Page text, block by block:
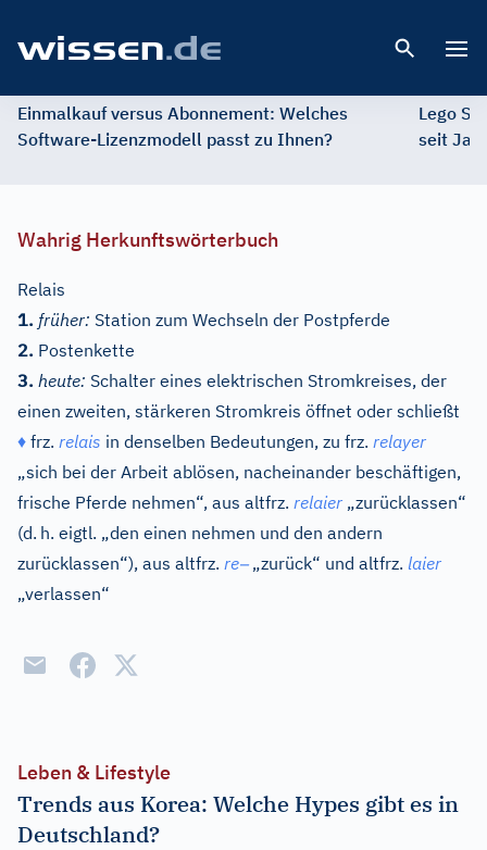
Einmalkauf versus Abonnement: Welches
Software-Lizenzmodell passt zu Ihnen?
Lego
seit
Wahrig Herkunftswörterbuch
Relais
1. früher: Station zum Wechseln der Postpferde
2. Postenkette
3. heute: Schalter eines elektrischen Stromkreises, der
einen zweiten, stärkeren Stromkreis öffnet oder schließt
♦ frz. relais in denselben Bedeutungen, zu frz. relayer
„sich bei der Arbeit ablösen, nacheinander beschäftigen,
frische Pferde nehmen“, aus altfrz. relaier „zurücklassen“
(d. h. eigtl. „den einen nehmen und den andern
zurücklassen“), aus altfrz. re–„zurück“ und altfrz. laier
„verlassen“
Leben & Lifestyle
Trends aus Korea: Welche Hypes gibt es in
Deutschland?